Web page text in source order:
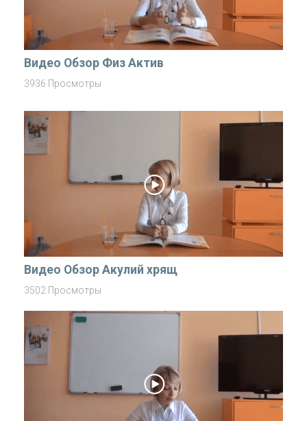
Видео Обзор Физ Актив
3936 Просмотры
Видео Обзор Акулий хрящ
3502 Просмотры